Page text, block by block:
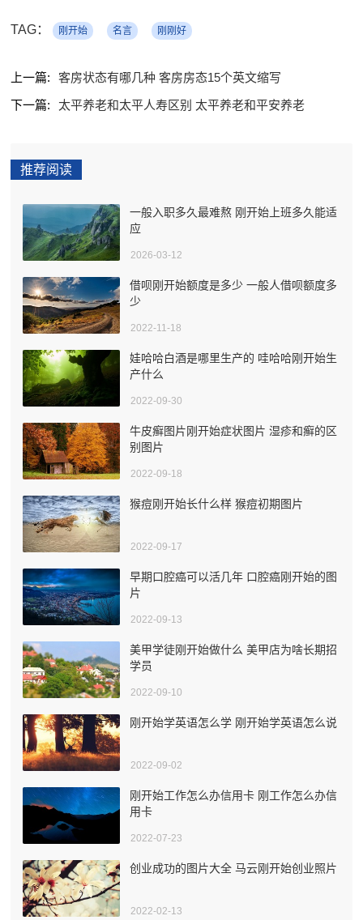
TAG： 刚开始 名言 刚刚好
上一篇:
客房状态有哪几种 客房房态15个英文缩写
下一篇:
太平养老和太平人寿区别 太平养老和平安养老
推荐阅读
一般入职多久最难熬 刚开始上班多久能适
应
2026-03-12
借呗刚开始额度是多少 一般人借呗额度多
少
2022-11-18
娃哈哈白酒是哪里生产的 哇哈哈刚开始生
产什么
2022-09-30
牛皮癣图片刚开始症状图片 湿疹和癣的区
别图片
2022-09-18
猴痘刚开始长什么样 猴痘初期图片
2022-09-17
早期口腔癌可以活几年 口腔癌刚开始的图
片
2022-09-13
美甲学徒刚开始做什么 美甲店为啥长期招
学员
2022-09-10
刚开始学英语怎么学 刚开始学英语怎么说
2022-09-02
刚开始工作怎么办信用卡 刚工作怎么办信
用卡
2022-07-23
创业成功的图片大全 马云刚开始创业照片
2022-02-13